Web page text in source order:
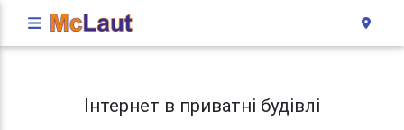
Інтернет в приватні будівлі